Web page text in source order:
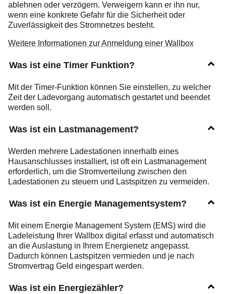
ablehnen oder verzögern. Verweigern kann er ihn nur,
wenn eine konkrete Gefahr für die Sicherheit oder
Zuverlässigkeit des Stromnetzes besteht.
Weitere Informationen zur Anmeldung einer Wallbox
Was ist eine Timer Funktion?
Mit der Timer-Funktion können Sie einstellen, zu welcher
Zeit der Ladevorgang automatisch gestartet und beendet
werden soll.
Was ist ein Lastmanagement?
Werden mehrere Ladestationen innerhalb eines
Hausanschlusses installiert, ist oft ein Lastmanagement
erforderlich, um die Stromverteilung zwischen den
Ladestationen zu steuern und Lastspitzen zu vermeiden.
Was ist ein Energie Managementsystem?
Mit einem Energie Management System (EMS) wird die
Ladeleistung Ihrer Wallbox digital erfasst und automatisch
an die Auslastung in Ihrem Energienetz angepasst.
Dadurch können Lastspitzen vermieden und je nach
Stromvertrag Geld eingespart werden.
Was ist ein Energiezähler?